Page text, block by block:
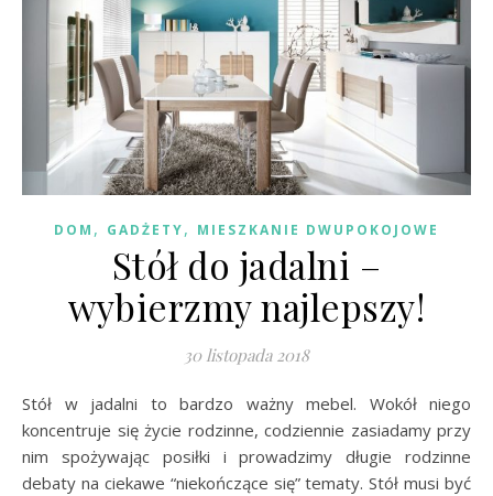
DOM , GADŻETY, MIESZKANIE DWUPOKOJOWE
Stół do jadalni –
wybierzmy najlepszy!
30 listopada 2018
Stół w jadalni to bardzo ważny mebel. Wokół niego
koncentruje się życie rodzinne, codziennie zasiadamy przy
nim spożywając posiłki i prowadzimy długie rodzinne
debaty na ciekawe “niekończące się” tematy. Stół musi być